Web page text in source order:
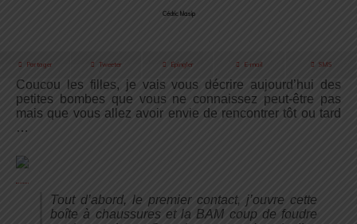
Cédric Masip
Partager Tweeter Épingler E-mail SMS
Coucou les filles, je vais vous décrire aujourd’hui des
petites bombes que vous ne connaissez peut-être pas
mais que vous allez avoir envie de rencontrer tôt ou tard
…
Tout d’abord, le premier contact, j’ouvre cette
boîte à chaussures et la BAM coup de foudre